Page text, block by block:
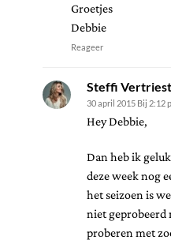
Groetjes
Debbie
Reageer
Steffi Vertriest
30 april 2015 Bij 2:12
Hey Debbie,
Dan heb ik
deze week nog
het seizoen is
niet geprobeerd
proberen met